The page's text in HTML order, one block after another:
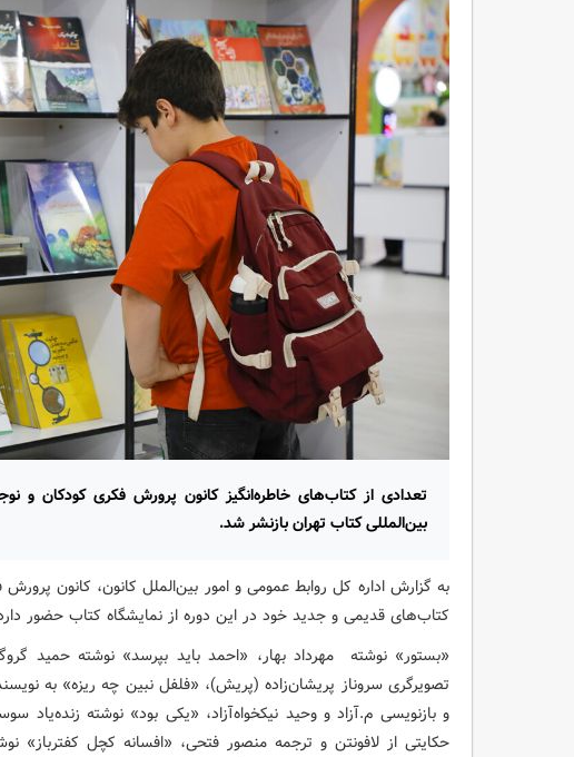
تعدادی از کتاب‌های خاطره‌انگیز کانون پرورش فکری کودکان و
بین‌المللی کتاب تهران بازنشر شد.
به گزارش اداره کل روابط عمومی و امور بین‌الملل کانون، کانون پرورش
کتاب‌های قدیمی و جدید خود در این دوره از نمایشگاه کتاب حضور
«بستور» نوشته مهرداد بهار، «احمد باید بپرسد» نوشته حمید
تصویرگری سروناز پریشان‌زاده (پریش)، «فلفل نبین چه ریزه» به
و بازنویسی م.آزاد و وحید نیکخواه‌آزاد، «یکی بود» نوشته
حکایتی از لافونتن و ترجمه منصور فتحی، «افسانه کچل کفترباز»